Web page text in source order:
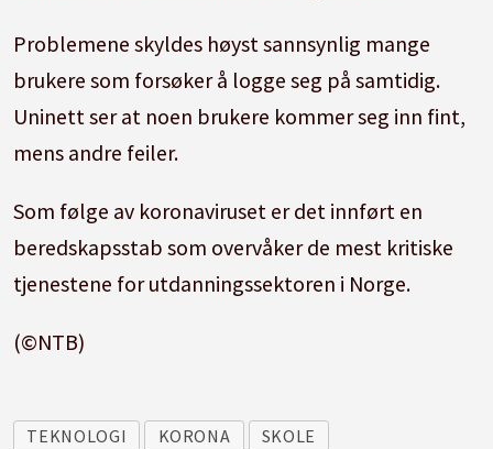
Problemene skyldes høyst sannsynlig mange
brukere som forsøker å logge seg på samtidig.
Uninett ser at noen brukere kommer seg inn fint,
mens andre feiler.
Som følge av koronaviruset er det innført en
beredskapsstab som overvåker de mest kritiske
tjenestene for utdanningssektoren i Norge.
(©NTB)
TEKNOLOGI KORONA SKOLE